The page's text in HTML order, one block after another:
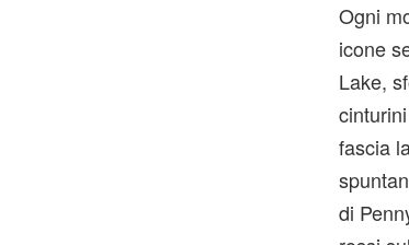
Ogni
icone
Lake,
fascia
di